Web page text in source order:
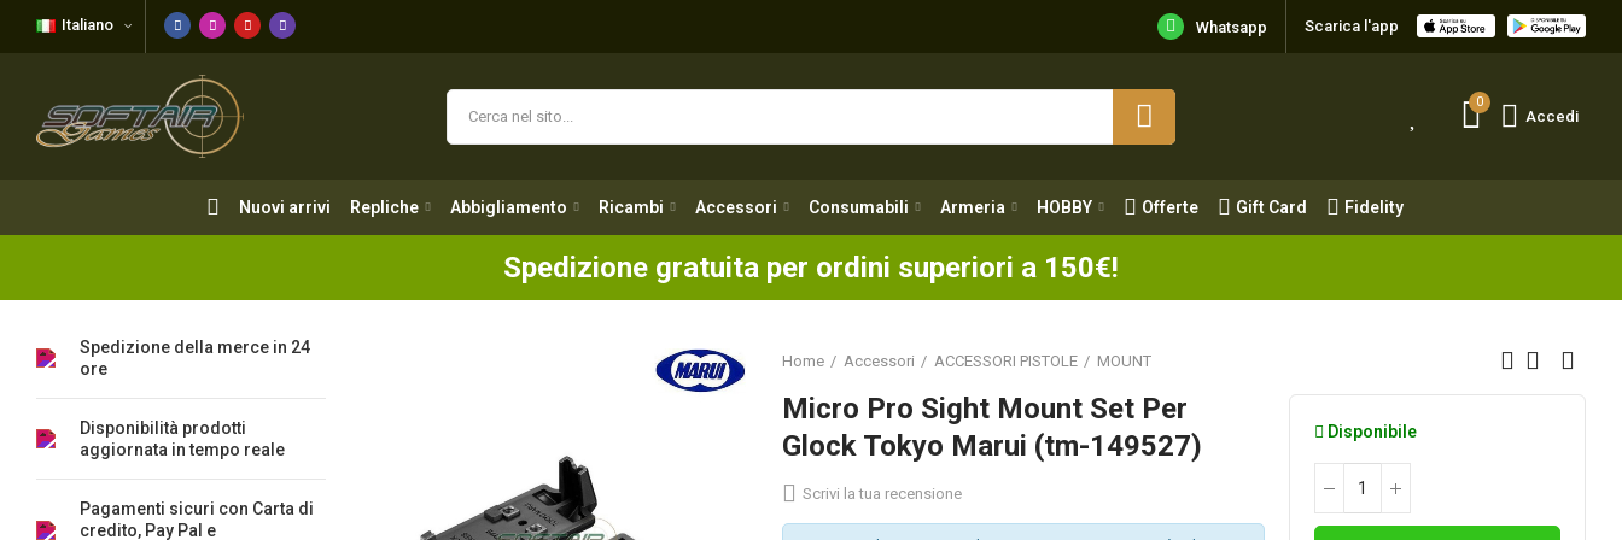
Italiano Whatsapp Scarica l'app
0
Accedi
Nuovi arrivi Repliche Abbigliamento Ricambi Accessori Consumabili Armeria HOBBY Offerte Gift Card Fidelity
Spedizione gratuita per ordini superiori a 150€!
Nuovi arrivi Offerte Gift Card Fidelity
Home Accessori ACCESSORI PISTOLE MOUNT
Micro Pro Sight Mount Set Per
Glock Tokyo Marui (tm-149527)
Scrivi la tua recensione
Disponibile
Spedizione della merce in 24
ore
Disponibilità prodotti
aggiornata in tempo reale
Pagamenti sicuri con Carta di
credito, Pay Pal e